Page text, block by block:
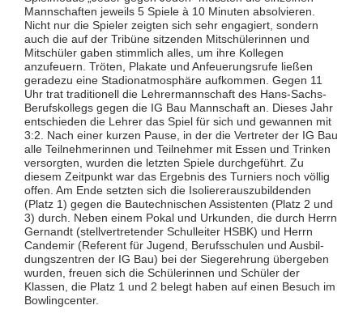
Mannschaften jeweils 5 Spiele à 10 Minuten absolvieren.
Nicht nur die Spieler zeigten sich sehr engagiert, sondern
auch die auf der Tribüne sitzenden Mit­schülerinnen und
Mitschüler gaben stimmlich alles, um ihre Kollegen
anzufeuern. Tröten, Plakate und Anfeuerungsrufe ließen
geradezu eine Stadionatmosphäre aufkommen. Gegen 11
Uhr trat tradi­tionell die Lehrermannschaft des Hans-Sachs-
Berufskollegs gegen die IG Bau Mannschaft an. Dieses Jahr
entschieden die Lehrer das Spiel für sich und gewannen mit
3:2. Nach einer kurzen Pause, in der die Vertreter der IG Bau
alle Teilnehmerinnen und Teilnehmer mit Essen und Trinken
versorgten, wurden die letzten Spiele durchgeführt. Zu
diesem Zeitpunkt war das Ergebnis des Turniers noch völ­lig
offen. Am Ende setzten sich die Isoliererauszubildenden
(Platz 1) gegen die Bautechnischen Assis­tenten (Platz 2 und
3) durch. Neben einem Pokal und Urkunden, die durch Herrn
Gernandt (stellver­tretender Schulleiter HSBK) und Herrn
Candemir (Referent für Jugend, Berufsschulen und Ausbil­
dungszentren der IG Bau) bei der Siegerehrung übergeben
wurden, freuen sich die Schülerinnen und Schüler der
Klassen, die Platz 1 und 2 belegt haben auf einen Besuch im
Bowlingcenter.